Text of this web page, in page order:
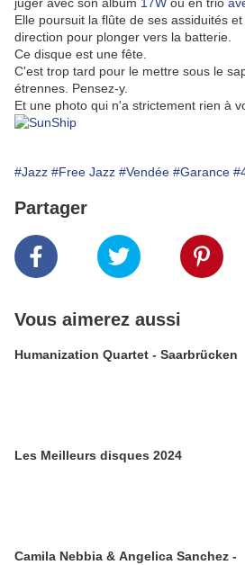
Elle poursuit la flûte de ses assiduités
direction pour plonger vers la batterie.
Ce disque est une fête.
C'est trop tard pour le mettre sous le
étrennes. Pensez-y.
Et une photo qui n'a strictement rien à
#Jazz #Free Jazz #Vendée #Garance
Partager
Vous aimerez aussi
Humanization Quartet - Saarbrücken
Les Meilleurs disques 2024
Camila Nebbia & Angelica Sanchez -